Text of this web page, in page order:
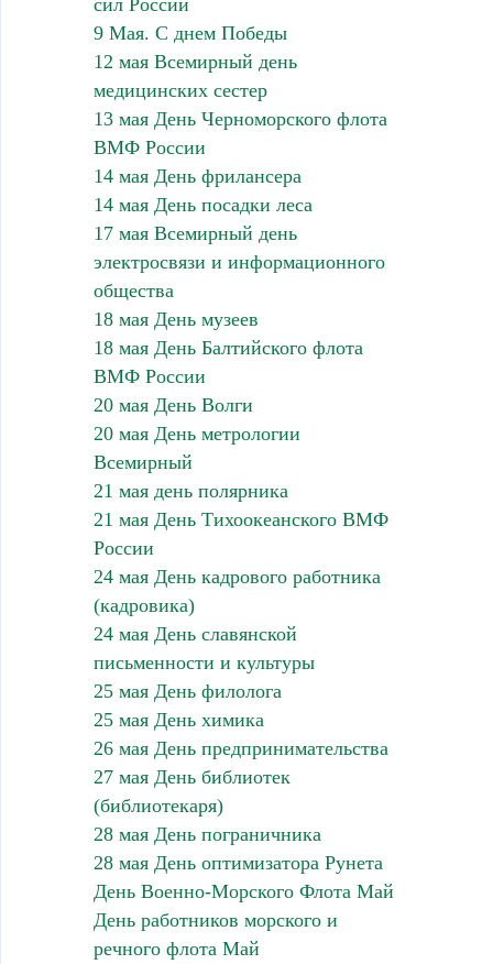
9 Мая. С днем Победы
12 мая Всемирный день
медицинских сестер
13 мая День Черноморского флота
ВМФ России
14 мая День фрилансера
14 мая День посадки леса
17 мая Всемирный день
электросвязи и информационного
общества
18 мая День музеев
18 мая День Балтийского флота
ВМФ России
20 мая День Волги
20 мая День метрологии
Всемирный
21 мая день полярника
21 мая День Тихоокеанского ВМФ
России
24 мая День кадрового работника
(кадровика)
24 мая День славянской
письменности и культуры
25 мая День филолога
25 мая День химика
26 мая День предпринимательства
27 мая День библиотек
(библиотекаря)
28 мая День пограничника
28 мая День оптимизатора Рунета
День Военно-Морского Флота Май
День работников морского и
речного флота Май